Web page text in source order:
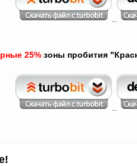
25% зоны пробития